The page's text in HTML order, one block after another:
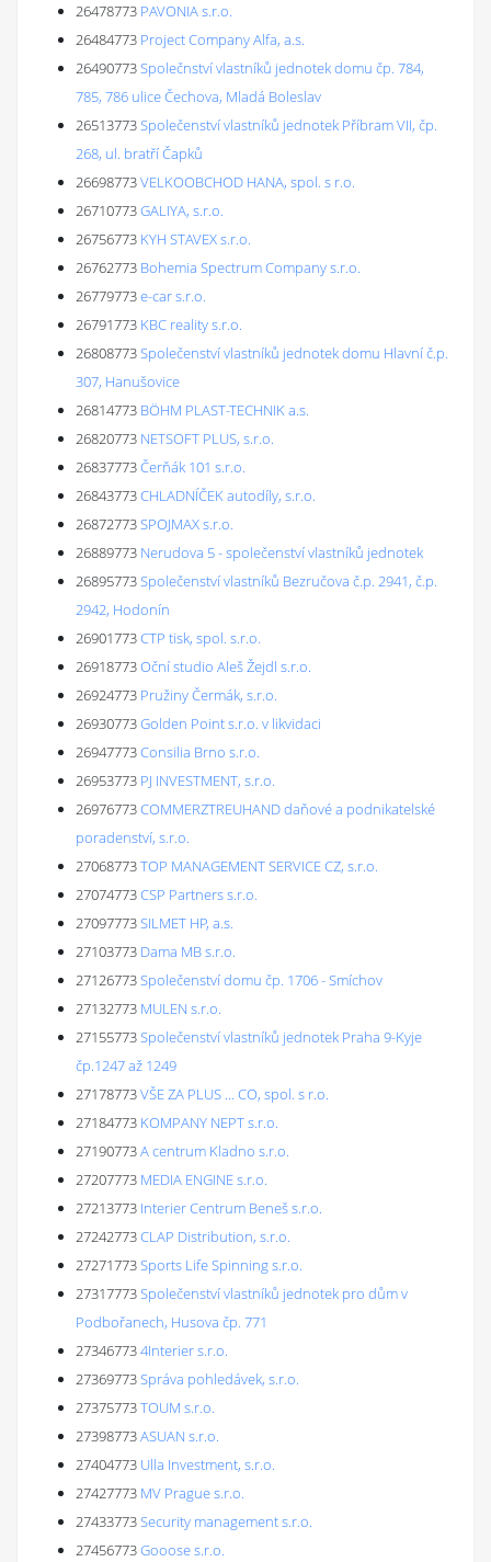
26478773 PAVONIA s.r.o.
26484773 Project Company Alfa, a.s.
26490773Společnství vlastníků jednotek domu čp. 784,
785, 786 ulice Čechova, Mladá Boleslav
26513773Společenství vlastníků jednotek Příbram VII, čp.
268, ul. bratří Čapků
26698773VELKOOBCHOD HANA, spol. s r.o.
26710773GALIYA, s.r.o.
26756773 KYH STAVEX s.r.o.
26762773 Bohemia Spectrum Company s.r.o.
26779773e-car s.r.o.
26791773 KBC reality s.r.o.
26808773Společenství vlastníků jednotek domu Hlavní č.p.
307, Hanušovice
26814773 BÖHM PLAST-TECHNIK a.s.
26820773 NETSOFT PLUS, s.r.o.
26837773Čerňák 101 s.r.o.
26843773CHLADNÍČEK autodíly, s.r.o.
26872773SPOJMAX s.r.o.
26889773 Nerudova 5 - společenství vlastníků jednotek
26895773Společenství vlastníků Bezručova č.p. 2941, č.p.
2942, Hodonín
26901773CTP tisk, spol. s.r.o.
26918773Oční studio Aleš Žejdl s.r.o.
26924773 Pružiny Čermák, s.r.o.
26930773Golden Point s.r.o. v likvidaci
26947773Consilia Brno s.r.o.
26953773 PJ INVESTMENT, s.r.o.
26976773COMMERZTREUHAND daňové a podnikatelské
poradenství, s.r.o.
27068773TOP MANAGEMENT SERVICE CZ, s.r.o.
27074773CSP Partners s.r.o.
27097773SILMET HP, a.s.
27103773 Dama MB s.r.o.
27126773Společenství domu čp. 1706 - Smíchov
27132773 MULEN s.r.o.
27155773Společenství vlastníků jednotek Praha 9-Kyje
čp.1247 až 1249
27178773VŠE ZA PLUS ... CO, spol. s r.o.
27184773 KOMPANY NEPT s.r.o.
27190773A centrum Kladno s.r.o.
27207773 MEDIA ENGINE s.r.o.
27213773 Interier Centrum Beneš s.r.o.
27242773CLAP Distribution, s.r.o.
27271773Sports Life Spinning s.r.o.
27317773Společenství vlastníků jednotek pro dům v
Podbořanech, Husova čp. 771
273467734Interier s.r.o.
27369773Správa pohledávek, s.r.o.
27375773TOUM s.r.o.
27398773ASUAN s.r.o.
27404773 Ulla Investment, s.r.o.
27427773 MV Prague s.r.o.
27433773Security management s.r.o.
27456773Gooose s.r.o.